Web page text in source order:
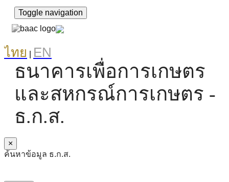
Toggle navigation
ไทย EN
ธนาคารเพื่อการเกษตร
และสหกรณ์การเกษตร -
ธ.ก.ส.
×
ค้นหาข้อมูล ธ.ก.ส.